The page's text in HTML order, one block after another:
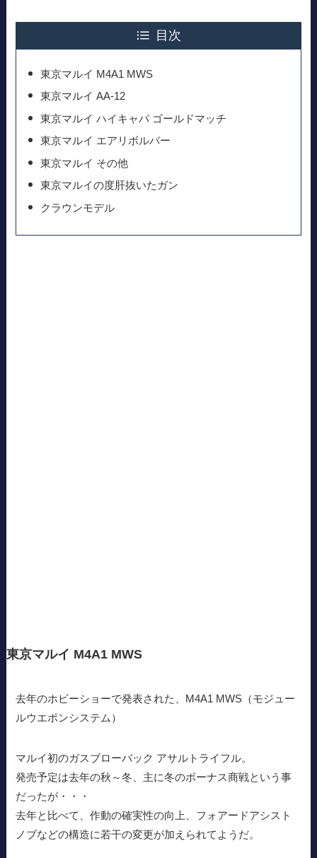
目次
東京マルイ M4A1 MWS
東京マルイ AA-12
東京マルイ ハイキャパ ゴールドマッチ
東京マルイ エアリボルバー
東京マルイ その他
東京マルイの度肝抜いたガン
クラウンモデル
東京マルイ M4A1 MWS
去年のホビーショーで発表された、M4A1 MWS（モジュー
ルウエポンシステム）
マルイ初のガスブローバック アサルトライフル。
発売予定は去年の秋～冬、主に冬のボーナス商戦という事
だったが・・・
去年と比べて、作動の確実性の向上、フォアードアシスト
ノブなどの構造に若干の変更が加えられてようだ。